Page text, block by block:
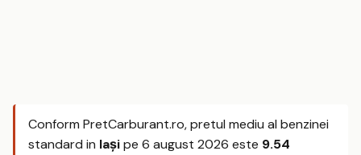
Conform PretCarburant.ro, pretul mediu al benzinei
standard in Iaşipe 6 august 2026 este 9.54